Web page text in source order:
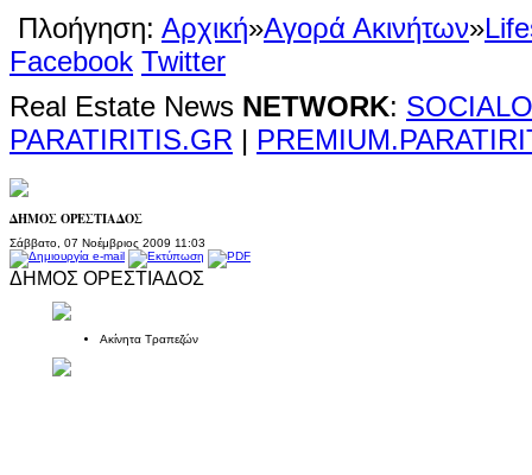
Πλοήγηση: Αρχική»Αγορά Ακινήτων»
Facebook Twitter
Real Estate News NETWORK:
PARATIRITIS.GR |
ΔΗΜΟΣ ΟΡΕΣΤΙΑΔΟΣ
Σάββατο, 07 Νοέμβριος 2009 11:03
ΔΗΜΟΣ ΟΡΕΣΤΙΑΔΟΣ
Ακίνητα Τραπεζών